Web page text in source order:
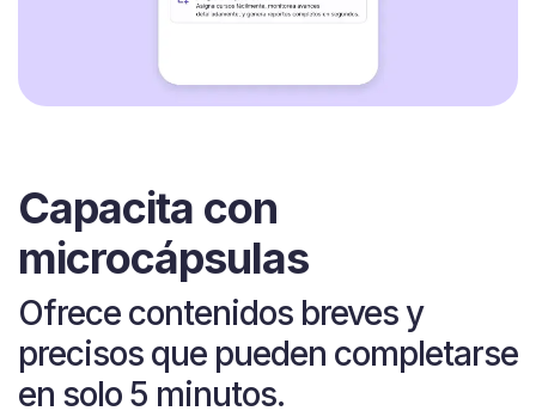
Capacita con
microcápsulas
Ofrece contenidos breves y
precisos que pueden completarse
en solo 5 minutos.